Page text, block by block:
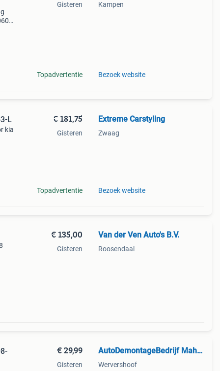
Gisteren
Topadvertentie
Kampen
Bezoek website
L
kia
€ 181,75
Gisteren
Topadvertentie
Extreme Carstyling
Zwaag
Bezoek website
€ 135,00
Gisteren
Van der Ven Auto's B.V.
Roosendaal
€ 29,99
Gisteren
AutoDemontageBedrijf Mahzud
Wervershoof